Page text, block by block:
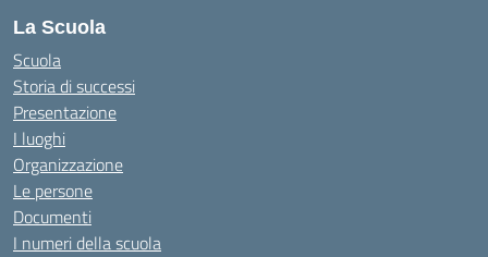
La Scuola
Scuola
Storia di successi
Presentazione
I luoghi
Organizzazione
Le persone
Documenti
I numeri della scuola